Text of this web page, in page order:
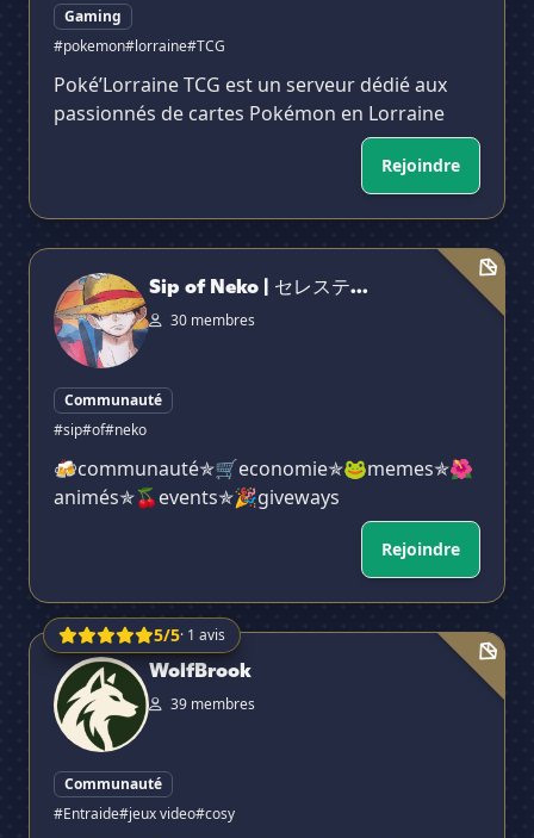
Gaming
#pokemon#lorraine#TCG
Poké’Lorraine TCG est un serveur dédié aux
passionnés de cartes Pokémon en Lorraine
Rejoindre
Sip of Neko | セレスティア
Sip of Neko | セレステ...
30 membres
Communauté
#sip#of#neko
🍻communauté✯🛒economie✯🐸memes✯🌺
animés✯🍒events✯🎉giveways
Rejoindre
5/5· 1 avis
WolfBrook
WolfBrook
39 membres
Communauté
#Entraide#jeux video#cosy